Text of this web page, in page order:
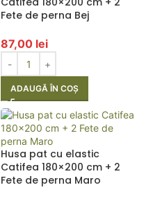
Fete de perna Bej
87,00 lei
ADAUGĂ ÎN COȘ
Husa pat cu elastic
Catifea 180×200 cm + 2
Fete de perna Maro